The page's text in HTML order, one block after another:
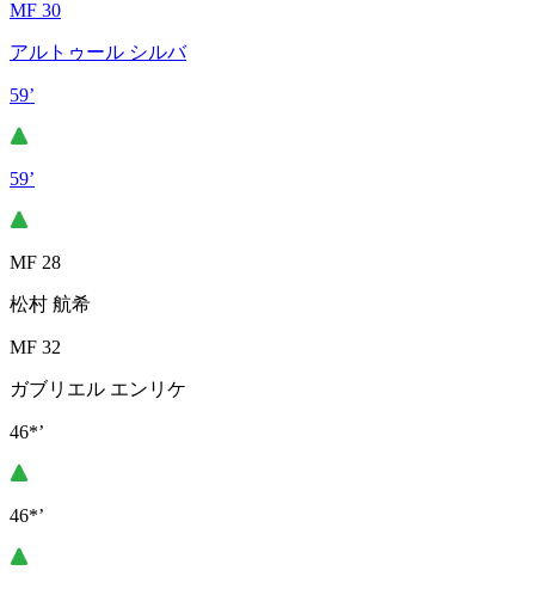
MF 30
アルトゥール シルバ
59’
59’
MF 28
松村 航希
MF 32
ガブリエル エンリケ
46*’
46*’